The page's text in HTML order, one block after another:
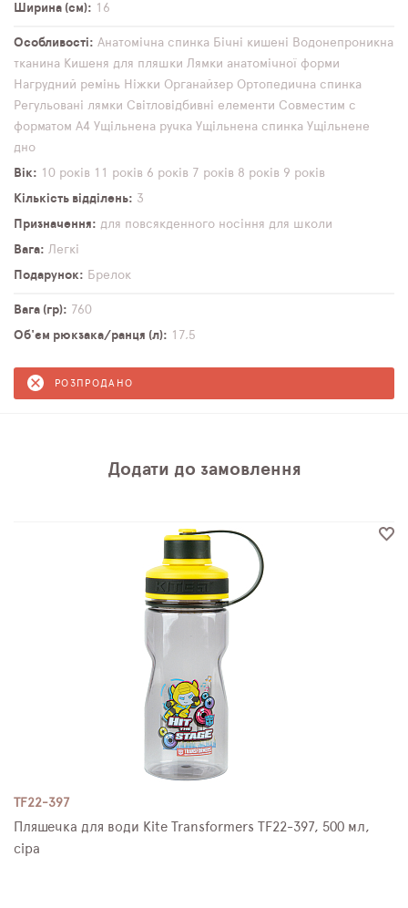
Ширина (см)
16
Особливості Анатомічна спинка Бічні кишені Водонепроникна
тканина Кишеня для пляшки Лямки анатомічної форми
Нагрудний ремінь Ніжки Органайзер Ортопедична спинка
Регульовані лямки Світловідбивні елементи Совместим с
форматом А4 Ущільнена ручка Ущільнена спинка Ущільнене
дно
Вік
10 років 11 років 6 років 7 років 8 років 9 років
Кількість відділень
3
Призначення
для повсякденного носіння для школи
Вага
Легкі
Подарунок
Брелок
Вага (гр)
760
Об'єм рюкзака/ранця (л)
17,5
РОЗПРОДАНО
Додати до замовлення
TF22-397
Пляшечка для води Kite Transformers TF22-397, 500 мл,
сіра